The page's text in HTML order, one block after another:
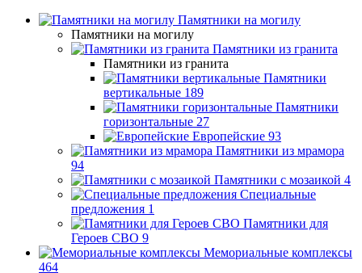
Памятники на могилу
Памятники на могилу
Памятники из гранита
Памятники из гранита
Памятники
вертикальные 189
Памятники
горизонтальные 27
Европейские 93
Памятники из мрамора
94
Памятники с мозаикой 4
Специальные
предложения 1
Памятники для
Героев СВО 9
Мемориальные комплексы
464